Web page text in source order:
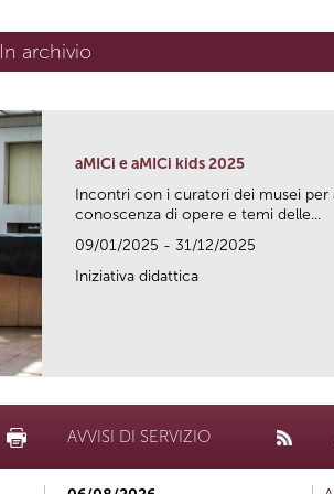
In archivio
aMICi e aMICi kids 2025
Incontri con i curatori dei musei per
conoscenza di opere e temi delle...
09/01/2025 - 31/12/2025
Iniziativa didattica
AVVISI DI SERVIZIO